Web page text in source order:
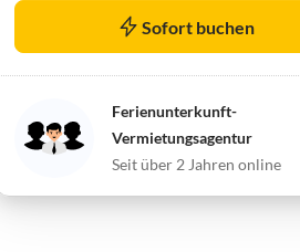
Sofort buchen
Ferienunterkunft-
Vermietungsagentur
Seit über 2 Jahren online